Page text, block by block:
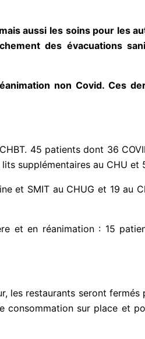
aussi les soins pour les
des évacuations
non Covid. Ces
45 patients dont 36
supplémentaires au CHU et
et SMIT au CHUG et 19 au
et en réanimation : 15
les restaurants seront fermés
consommation sur place et